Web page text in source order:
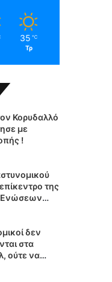
35 ℃
Τρ
Κορυδαλλό
με
!
της
Ενώσεων
δεν
στα
ούτε να
&